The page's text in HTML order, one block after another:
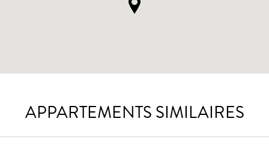
APPARTEMENTS SIMILAIRES